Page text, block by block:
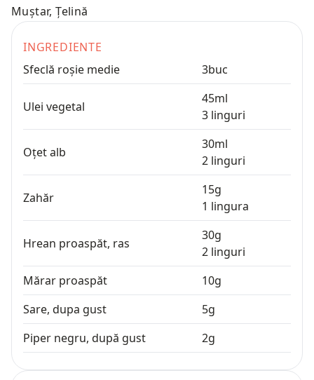
Muștar, Țelină
INGREDIENTE
Sfeclă roșie medie
3buc
Ulei vegetal
45ml
3 linguri
Oțet alb
30ml
2 linguri
Zahăr
15g
1 lingura
Hrean proaspăt, ras
30g
2 linguri
Mărar proaspăt
10g
Sare, dupa gust
5g
Piper negru, după gust
2g